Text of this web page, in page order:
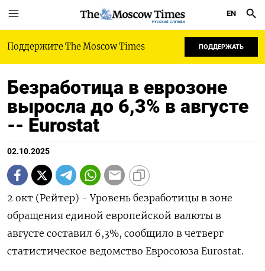
РУССКАЯ СЛУЖБА
EN
Поддержите The Moscow Times ПОДДЕРЖАТЬ
Безработица в еврозоне
выросла до 6,3% в августе
-- Eurostat
02.10.2025
2 окт (Рейтер) - Уровень безработицы в зоне
обращения единой европейской валюты в
августе составил 6,3%, сообщило в четверг
статистическое ведомство Евросоюза Eurostat.